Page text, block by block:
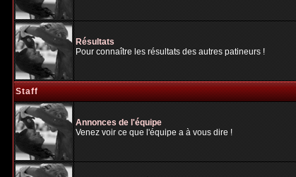
Résultats
Pour connaître les résultats des autres patineurs !
Staff
Annonces de l'équipe
Venez voir ce que l'équipe a à vous dire !